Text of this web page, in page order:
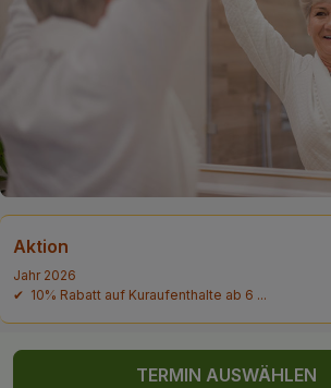
Privat Transfer
Aktion
Jahr 2026
✔ 10% Rabatt auf Kuraufenthalte ab 6 ...
TERMIN AUSWÄHLEN